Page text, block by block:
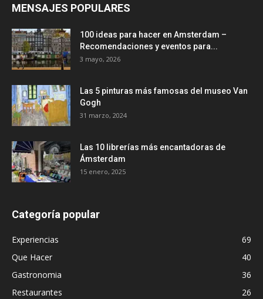
MENSAJES POPULARES
100 ideas para hacer en Amsterdam –
Recomendaciones y eventos para...
3 mayo, 2026
Las 5 pinturas más famosas del museo Van
Gogh
31 marzo, 2024
Las 10 librerías más encantadoras de
Ámsterdam
15 enero, 2025
Categoría popular
Experiencias
69
Que Hacer
40
Gastronomia
36
Restaurantes
26